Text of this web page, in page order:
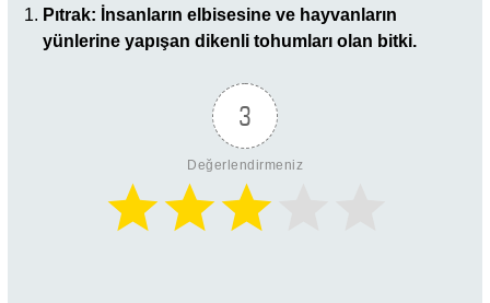
Pıtrak: İnsanların elbisesine ve hayvanların
yünlerine yapışan dikenli tohumları olan bitki.
3
Değerlendirmeniz